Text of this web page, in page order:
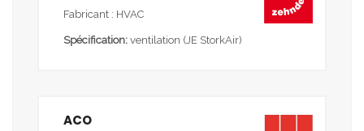
Fabricant : HVAC
Spécification: ventilation (JE StorkAir)
ACO